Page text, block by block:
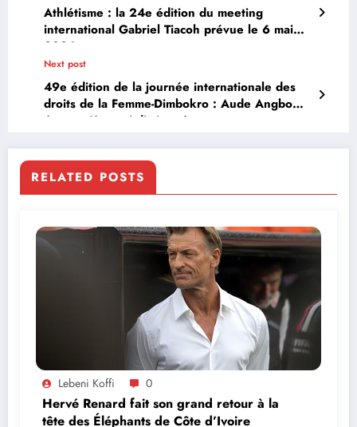
Athlétisme : la 24e édition du meeting
international Gabriel Tiacoh prévue le 6 mai
2026
Next post
49e édition de la journée internationale des
droits de la Femme-Dimbokro : Aude Angbo
épouse Kouassi distinguée
RELATED POSTS
Lebeni Koffi 0
Hervé Renard fait son grand retour à la
tête des Éléphants de Côte d’Ivoire